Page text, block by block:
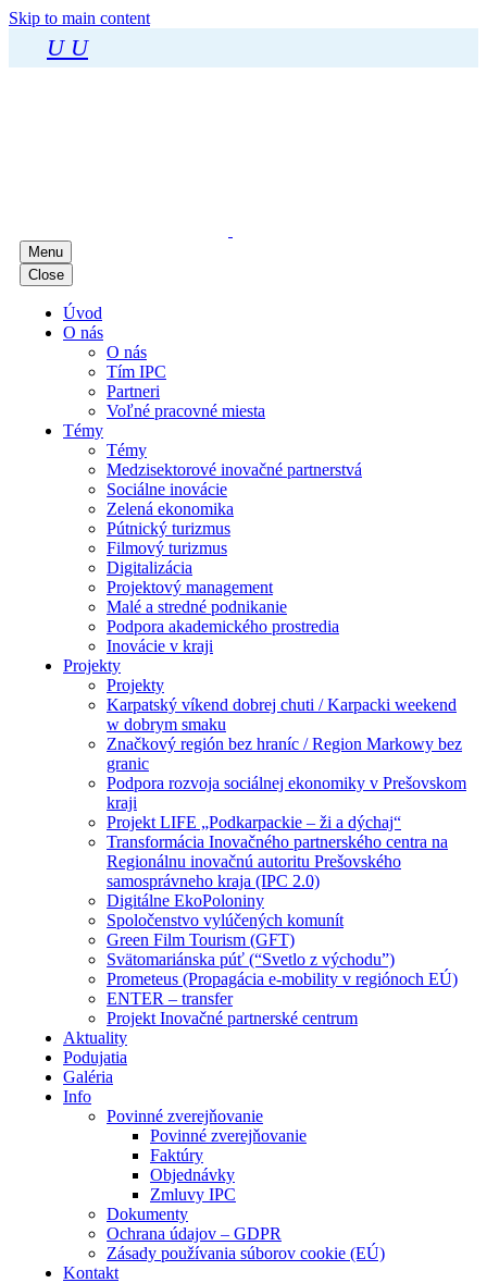
Skip to main content
U U
Menu
Close
Úvod
O nás
O nás
Tím IPC
Partneri
Voľné pracovné miesta
Témy
Témy
Medzisektorové inovačné partnerstvá
Sociálne inovácie
Zelená ekonomika
Pútnický turizmus
Filmový turizmus
Digitalizácia
Projektový management
Malé a stredné podnikanie
Podpora akademického prostredia
Inovácie v kraji
Projekty
Projekty
Karpatský víkend dobrej chuti / Karpacki weekend
w dobrym smaku
Značkový región bez hraníc / Region Markowy bez
granic
Podpora rozvoja sociálnej ekonomiky v Prešovskom
kraji
Projekt LIFE „Podkarpackie – ži a dýchaj“
Transformácia Inovačného partnerského centra na
Regionálnu inovačnú autoritu Prešovského
samosprávneho kraja (IPC 2.0)
Digitálne EkoPoloniny
Spoločenstvo vylúčených komunít
Green Film Tourism (GFT)
Svätomariánska púť (“Svetlo z východu”)
Prometeus (Propagácia e-mobility v regiónoch EÚ)
ENTER – transfer
Projekt Inovačné partnerské centrum
Aktuality
Podujatia
Galéria
Info
Povinné zverejňovanie
Povinné zverejňovanie
Faktúry
Objednávky
Zmluvy IPC
Dokumenty
Ochrana údajov – GDPR
Zásady používania súborov cookie (EÚ)
Kontakt